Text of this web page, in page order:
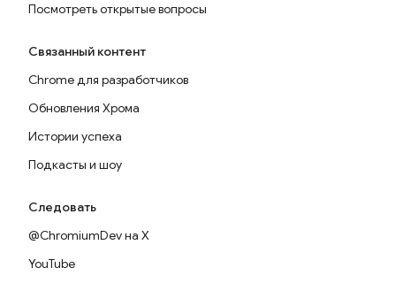
Посмотреть открытые вопросы
Связанный контент
Chrome для разработчиков
Обновления Хрома
Истории успеха
Подкасты и шоу
Следовать
@ChromiumDev на X
YouTube